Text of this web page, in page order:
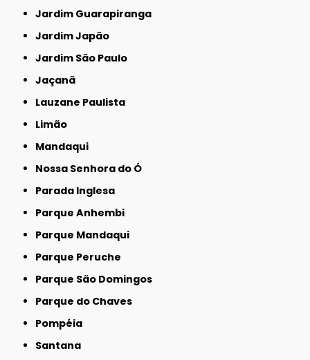
Jardim Guarapiranga
Jardim Japão
Jardim São Paulo
Jaçanã
Lauzane Paulista
Limão
Mandaqui
Nossa Senhora do Ó
Parada Inglesa
Parque Anhembi
Parque Mandaqui
Parque Peruche
Parque São Domingos
Parque do Chaves
Pompéia
Santana